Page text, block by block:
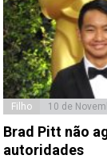
Filho 10 de
Brad Pitt não
autoridades